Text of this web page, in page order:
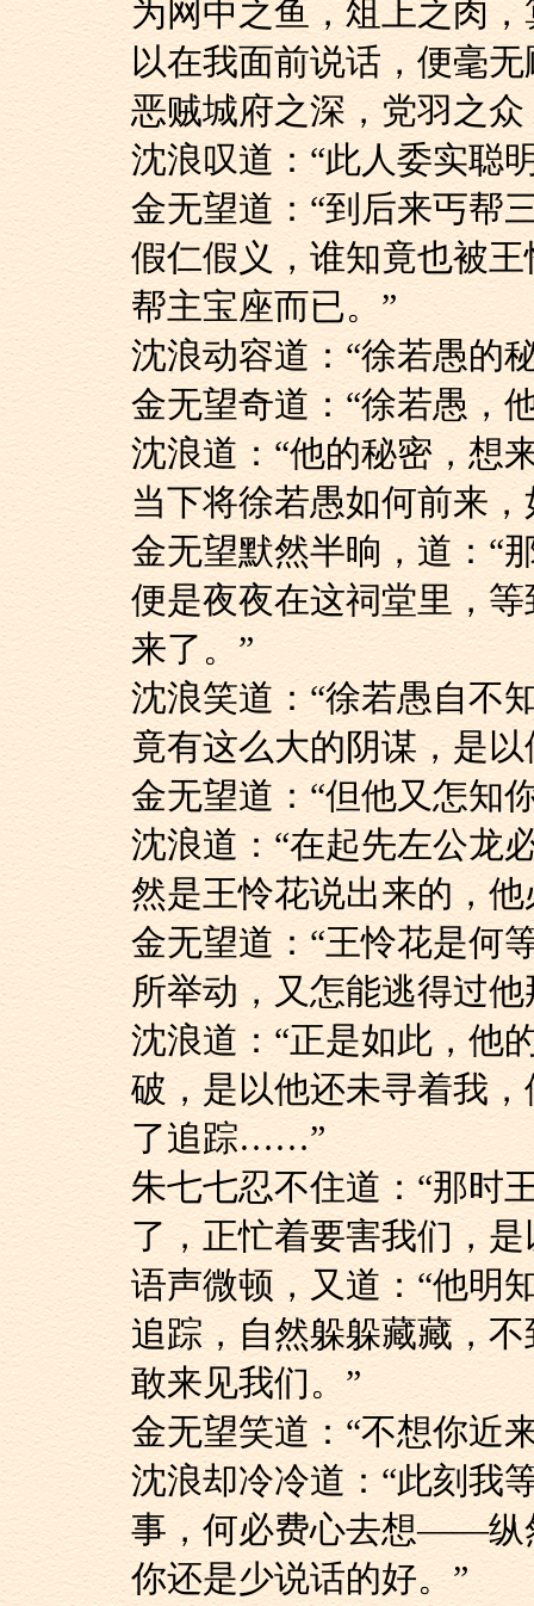
为网中之鱼，俎上之肉
以在我面前说话，便毫
恶贼城府之深，党羽之
沈浪叹道：“此人委实
金无望道：“到后来丐
假仁假义，谁知竟也被
帮主宝座而已。”
沈浪动容道：“徐若愚
金无望奇道：“徐若愚
沈浪道：“他的秘密
当下将徐若愚如何前
金无望默然半晌，道
便是夜夜在这祠堂里，
来了。”
沈浪笑道：“徐若愚自
竟有这么大的阴谋，是
金无望道：“但他又怎
沈浪道：“在起先左公
然是王怜花说出来的，
金无望道：“王怜花是
所举动，又怎能逃得过
沈浪道：“正是如此，
破，是以他还未寻着我
了追踪……”
朱七七忍不住道：“那
了，正忙着要害我们，
语声微顿，又道：“他
追踪，自然躲躲藏藏，
敢来见我们。”
金无望笑道：“不想你
沈浪却冷冷道：“此刻
事，何必费心去想——纵
你还是少说话的好。”